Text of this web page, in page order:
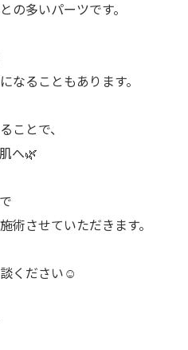
の多いパーツです。
なることもあります。
ことで、
へ🌿
術させていただきます。
ください☺️